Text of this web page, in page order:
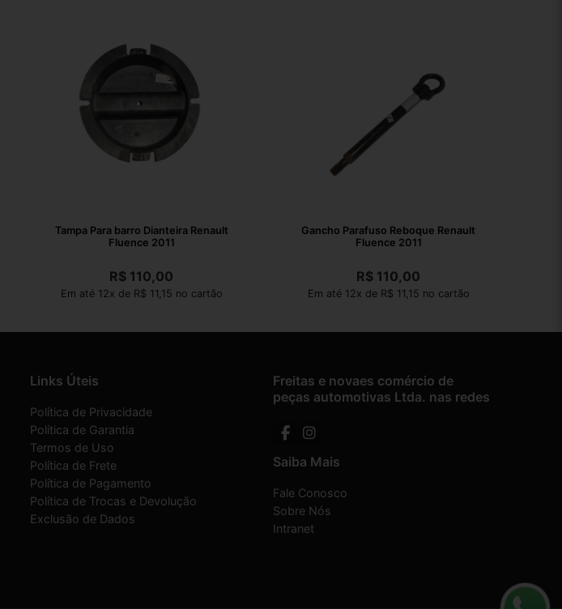
Tampa Para barro Dianteira Renault
Fluence 2011
R$ 110,00
Em até 12x de R$ 11,15 no cartão
Gancho Parafuso Reboque Renault
Fluence 2011
R$ 110,00
Em até 12x de R$ 11,15 no cartão
Links Úteis
Política de Privacidade
Política de Garantia
Termos de Uso
Política de Frete
Política de Pagamento
Política de Trocas e Devolução
Exclusão de Dados
Freitas e novaes comércio de
peças automotivas Ltda. nas redes
Saiba Mais
Fale Conosco
Sobre Nós
Intranet